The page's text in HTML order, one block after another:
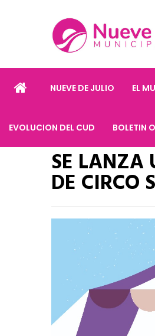
NUEVE DE JULIO EL
EVOLUCION DEL CUD BOLETIN
SE LANZA
DE CIRCO